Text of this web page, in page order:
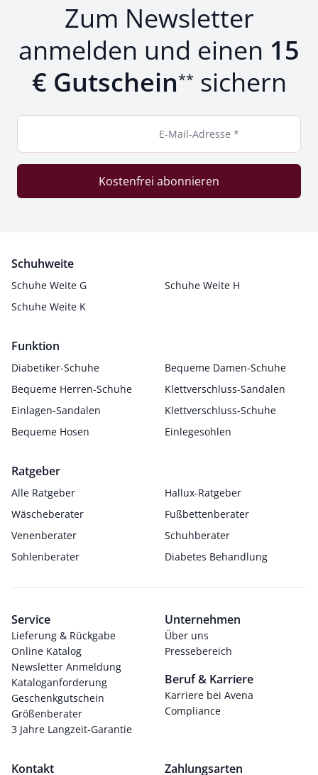
Zum Newsletter
anmelden und einen 15
€ Gutschein** sichern
E-Mail-Adresse *
Kostenfrei abonnieren
Schuhweite
Schuhe Weite G
Schuhe Weite H
Schuhe Weite K
Funktion
Diabetiker-Schuhe
Bequeme Damen-Schuhe
Bequeme Herren-Schuhe
Klettverschluss-Sandalen
Einlagen-Sandalen
Klettverschluss-Schuhe
Bequeme Hosen
Einlegesohlen
Ratgeber
Alle Ratgeber
Hallux-Ratgeber
Wäscheberater
Fußbettenberater
Venenberater
Schuhberater
Sohlenberater
Diabetes Behandlung
Service
Lieferung & Rückgabe
Online Katalog
Newsletter Anmeldung
Kataloganforderung
Geschenkgutschein
Größenberater
3 Jahre Langzeit-Garantie
Unternehmen
Über uns
Pressebereich
Beruf & Karriere
Karriere bei Avena
Compliance
Kontakt Zahlungsarten